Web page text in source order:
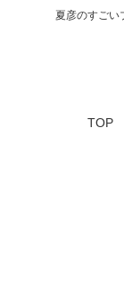
夏彦のすごい
TOP